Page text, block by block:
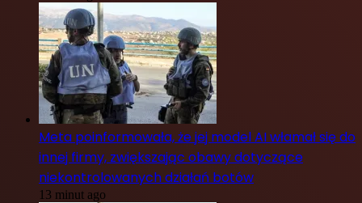
Meta poinformowała, że jej model AI włamał się do
innej firmy, zwiększając obawy dotyczące
niekontrolowanych działań botów
13 minut ago